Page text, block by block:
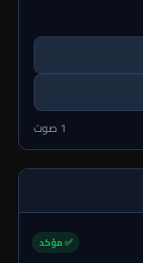
1 صوت
✅ مؤكد